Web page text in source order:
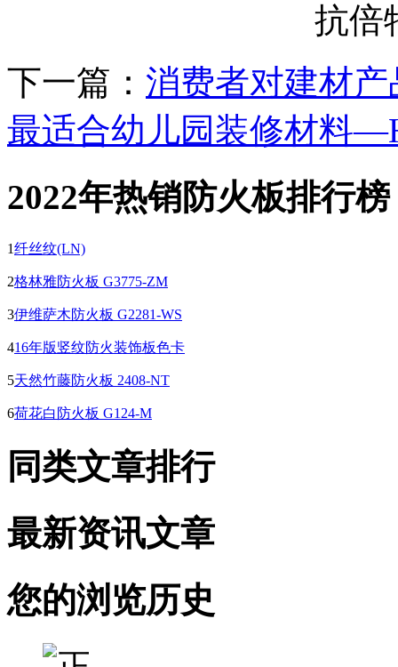
抗倍
下一篇： 消费者对建材
最适合幼儿园装修材料
2022年热销防火板排行榜
1纤丝纹(LN)
2格林雅防火板 G3775-ZM
3伊维萨木防火板 G2281-WS
416年版竖纹防火装饰板色卡
5天然竹藤防火板 2408-NT
6荷花白防火板 G124-M
同类文章排行
最新资讯文章
您的浏览历史